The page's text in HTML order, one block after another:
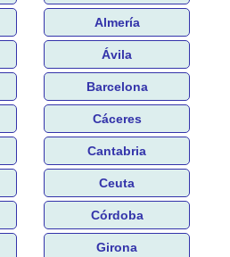
Almería
Ávila
Barcelona
Cáceres
Cantabria
Ceuta
Córdoba
Girona